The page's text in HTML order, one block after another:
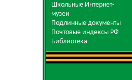
Школьные Интернет-
музеи
Подлинные документы
Почтовые индексы РФ
Библиотека